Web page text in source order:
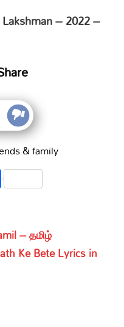
– 2022 –
& family
Share
– தமிழ்
Ke Bete Lyrics in